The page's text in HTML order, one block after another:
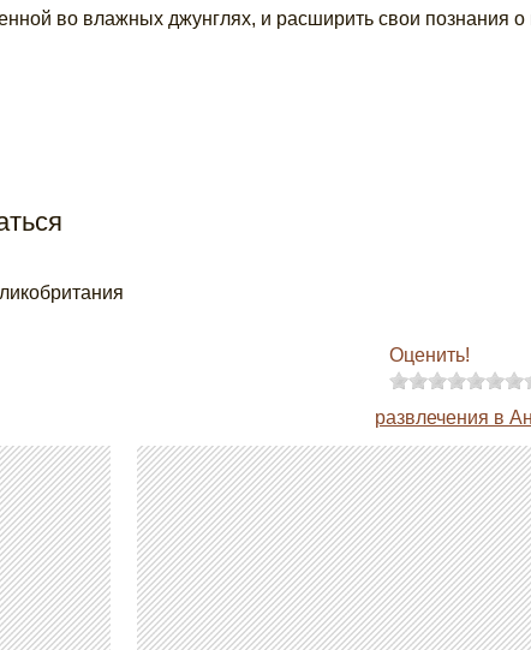
во влажных джунглях, и расширить свои познания о
Оценить!
развлечения в